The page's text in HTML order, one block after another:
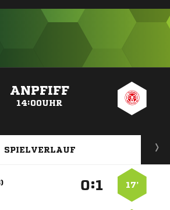
ANPFIFF
14:00UHR
SPIELVERLAUF
17’
: